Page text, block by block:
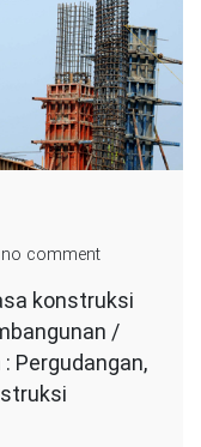
no commenton
Konstruksi
konstruksi
/
Pergudangan,